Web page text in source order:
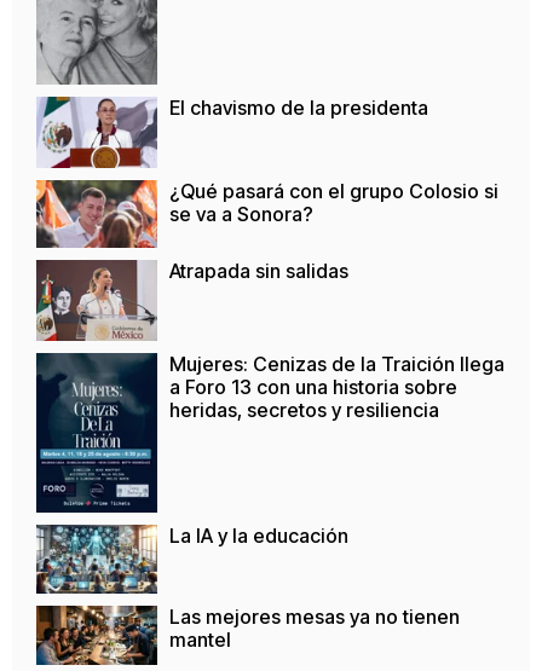
El chavismo de la presidenta
¿Qué pasará con el grupo Colosio si
se va a Sonora?
Atrapada sin salidas
Mujeres: Cenizas de la Traición llega
a Foro 13 con una historia sobre
heridas, secretos y resiliencia
La IA y la educación
Las mejores mesas ya no tienen
mantel